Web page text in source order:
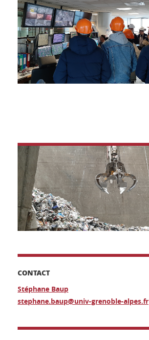
CONTACT
Stéphane Baup
stephane.baup@univ-grenoble-alpes.fr